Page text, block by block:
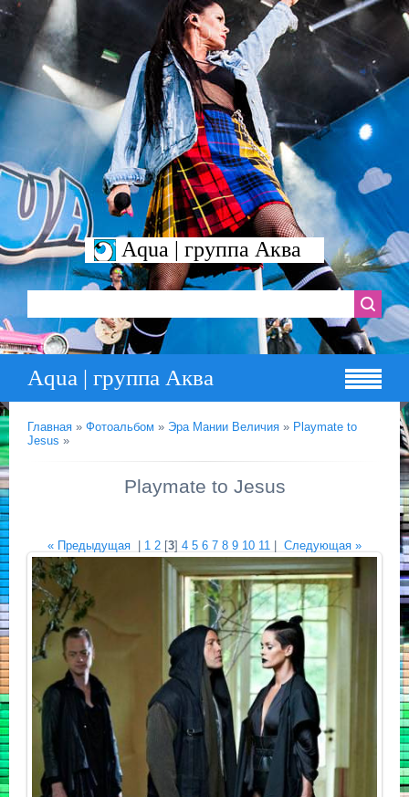
Aqua | группа Аква
Aqua | группа Аква
Главная » Фотоальбом » Эра Мании Величия » Playmate to
Jesus »
Playmate to Jesus
« Предыдущая 1 2 [3] 4 5 6 7 8 9 10 11 Следующая »